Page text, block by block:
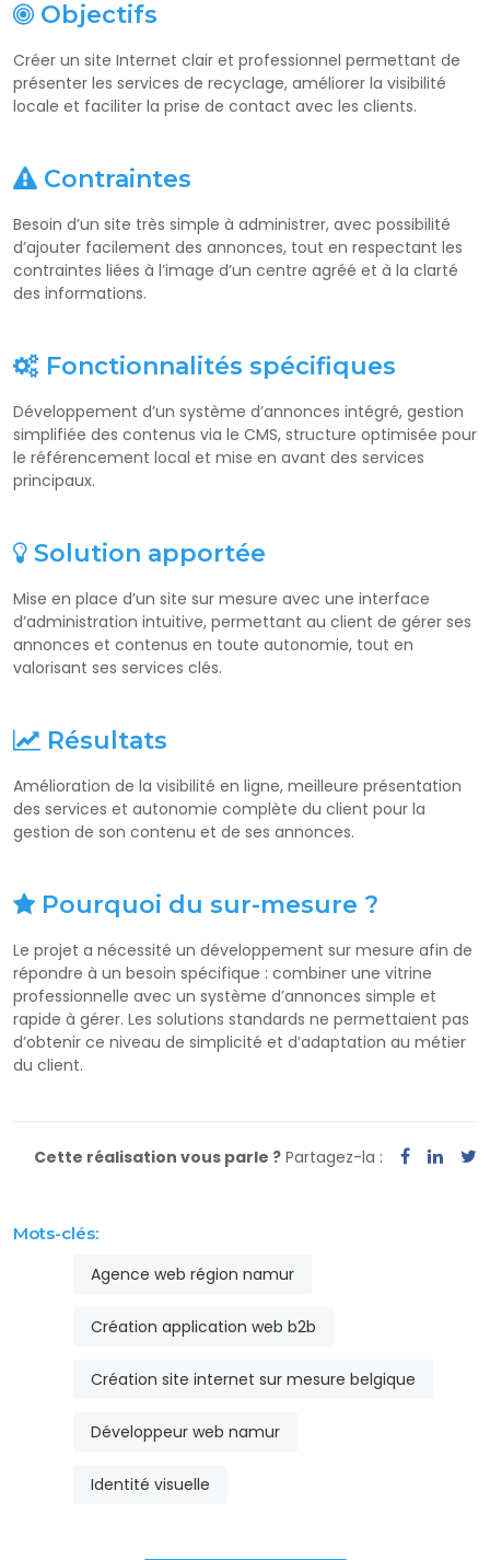
Objectifs
Créer un site Internet clair et professionnel permettant de
présenter les services de recyclage, améliorer la visibilité
locale et faciliter la prise de contact avec les clients.
Contraintes
Besoin d’un site très simple à administrer, avec possibilité
d’ajouter facilement des annonces, tout en respectant les
contraintes liées à l’image d’un centre agréé et à la clarté
des informations.
Fonctionnalités spécifiques
Développement d’un système d’annonces intégré, gestion
simplifiée des contenus via le CMS, structure optimisée pour
le référencement local et mise en avant des services
principaux.
Solution apportée
Mise en place d’un site sur mesure avec une interface
d’administration intuitive, permettant au client de gérer ses
annonces et contenus en toute autonomie, tout en
valorisant ses services clés.
Résultats
Amélioration de la visibilité en ligne, meilleure présentation
des services et autonomie complète du client pour la
gestion de son contenu et de ses annonces.
Pourquoi du sur-mesure ?
Le projet a nécessité un développement sur mesure afin de
répondre à un besoin spécifique : combiner une vitrine
professionnelle avec un système d’annonces simple et
rapide à gérer. Les solutions standards ne permettaient pas
d’obtenir ce niveau de simplicité et d’adaptation au métier
du client.
Cette réalisation vous parle ? Partagez-la :
Mots-clés:
Agence web région namur
Création application web b2b
Création site internet sur mesure belgique
Développeur web namur
Identité visuelle